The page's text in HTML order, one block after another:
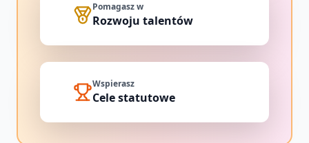
Pomagasz w
Rozwoju talentów
Wspierasz
Cele statutowe